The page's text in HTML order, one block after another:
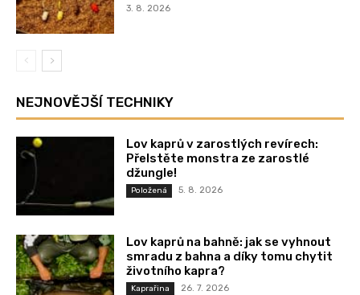
3. 8. 2026
NEJNOVĚJŠÍ TECHNIKY
Lov kaprů v zarostlých revírech:
Přelstěte monstra ze zarostlé
džungle!
Položená 5. 8. 2026
Lov kaprů na bahně: jak se vyhnout
smradu z bahna a díky tomu chytit
životního kapra?
Kaprařina 26. 7. 2026